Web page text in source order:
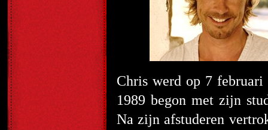
Chris werd op 7
1989 begon met zijn
Na zijn afstuderen